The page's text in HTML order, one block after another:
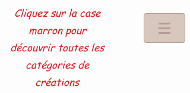
Cliquez sur la case
marron pour
découvrir toutes les
catégories de
créations